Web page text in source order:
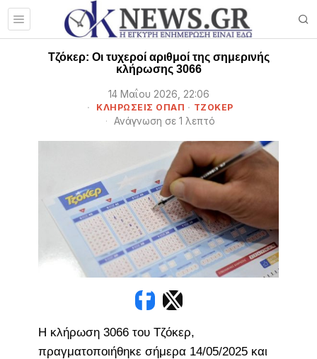
Τζόκερ: Οι τυχεροί αριθμοί της σημερινής
κλήρωσης 3066
14 Μαΐου 2026, 22:06
ΚΛΗΡΏΣΕΙΣ ΟΠΑΠ · ΤΖΌΚΕΡ
Ανάγνωση σε 1 λεπτό
Η κλήρωση 3066 του Τζόκερ,
πραγματοποιήθηκε σήμερα 14/05/2025 και